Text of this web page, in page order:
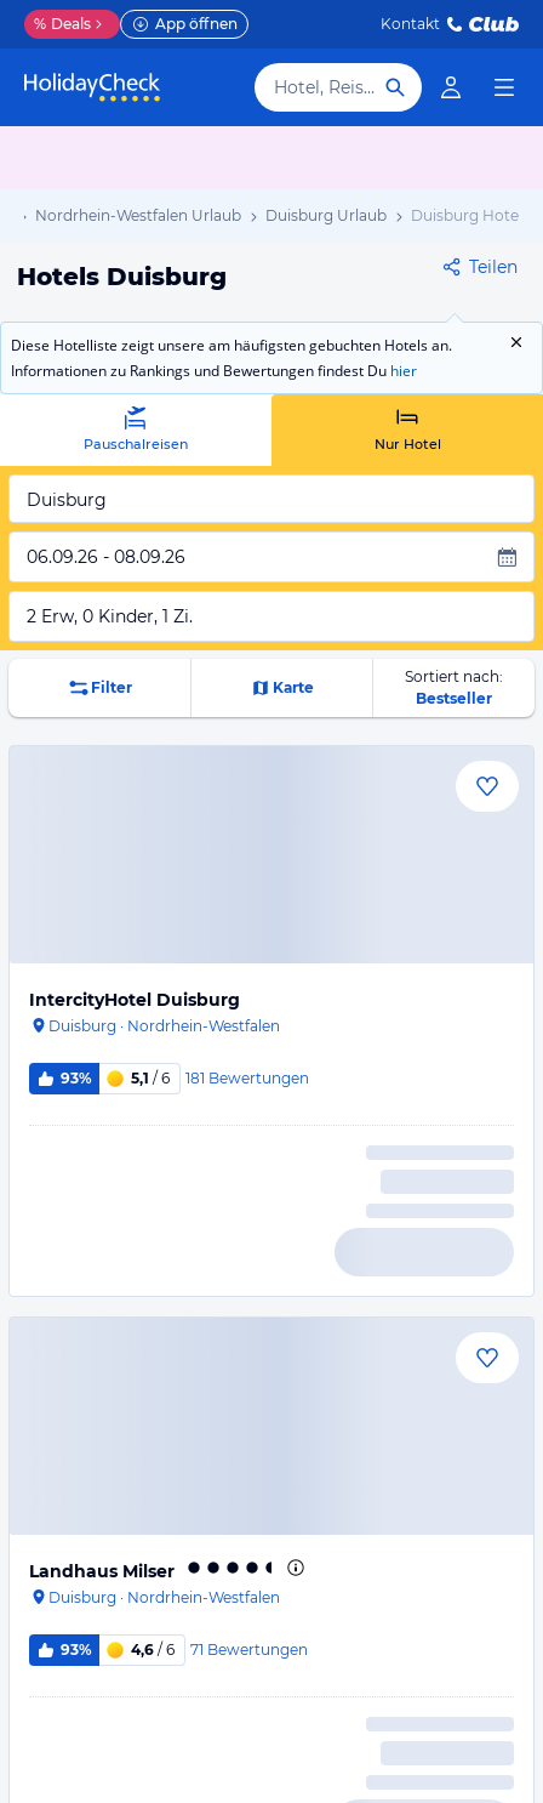
% Deals App öffnen Kontakt
Hotel, Reiseziel
Nordrhein-Westfalen Urlaub Duisburg Urlaub Duisburg Hotels
Hotels Duisburg Teilen
Diese Hotelliste zeigt unsere am häufigsten gebuchten Hotels an.
Informationen zu Rankings und Bewertungen findest Du hier
Pauschalreisen Nur Hotel
Duisburg
06.09.26 - 08.09.26
2 Erw, 0 Kinder, 1 Zi.
Filter Karte
Sortiert nach:
Bestseller
IntercityHotel Duisburg
Duisburg · Nordrhein-Westfalen
93% 5,1 / 6 181 Bewertungen
Landhaus Milser
Duisburg · Nordrhein-Westfalen
93% 4,6 / 6 71 Bewertungen